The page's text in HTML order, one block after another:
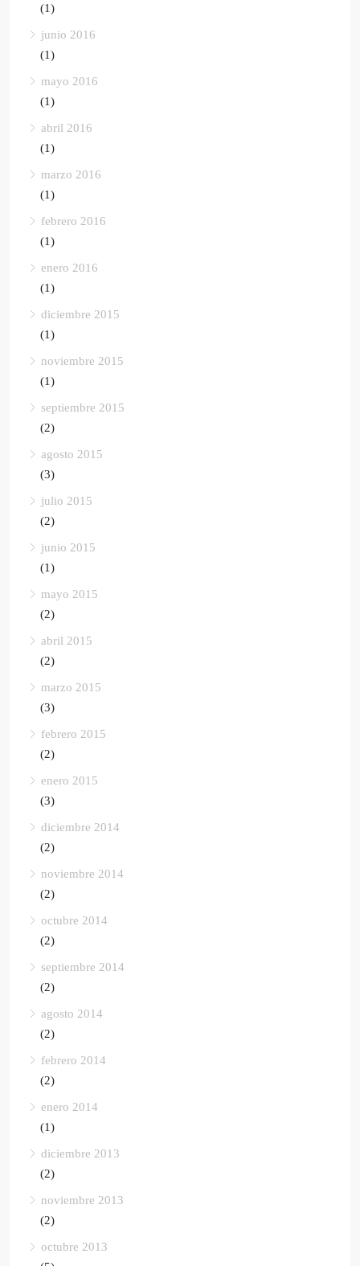
(1)
junio 2016
(1)
mayo 2016
(1)
abril 2016
(1)
marzo 2016
(1)
febrero 2016
(1)
enero 2016
(1)
diciembre 2015
(1)
noviembre 2015
(1)
septiembre 2015
(2)
agosto 2015
(3)
julio 2015
(2)
junio 2015
(1)
mayo 2015
(2)
abril 2015
(2)
marzo 2015
(3)
febrero 2015
(2)
enero 2015
(3)
diciembre 2014
(2)
noviembre 2014
(2)
octubre 2014
(2)
septiembre 2014
(2)
agosto 2014
(2)
febrero 2014
(2)
enero 2014
(1)
diciembre 2013
(2)
noviembre 2013
(2)
octubre 2013